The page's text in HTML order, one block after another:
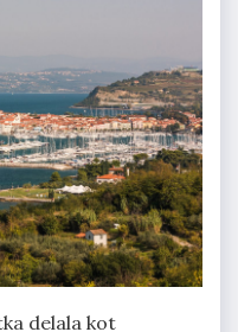
delala kot